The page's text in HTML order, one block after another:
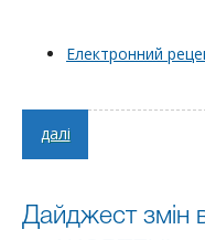
Електронний
далі
Дайджест змін